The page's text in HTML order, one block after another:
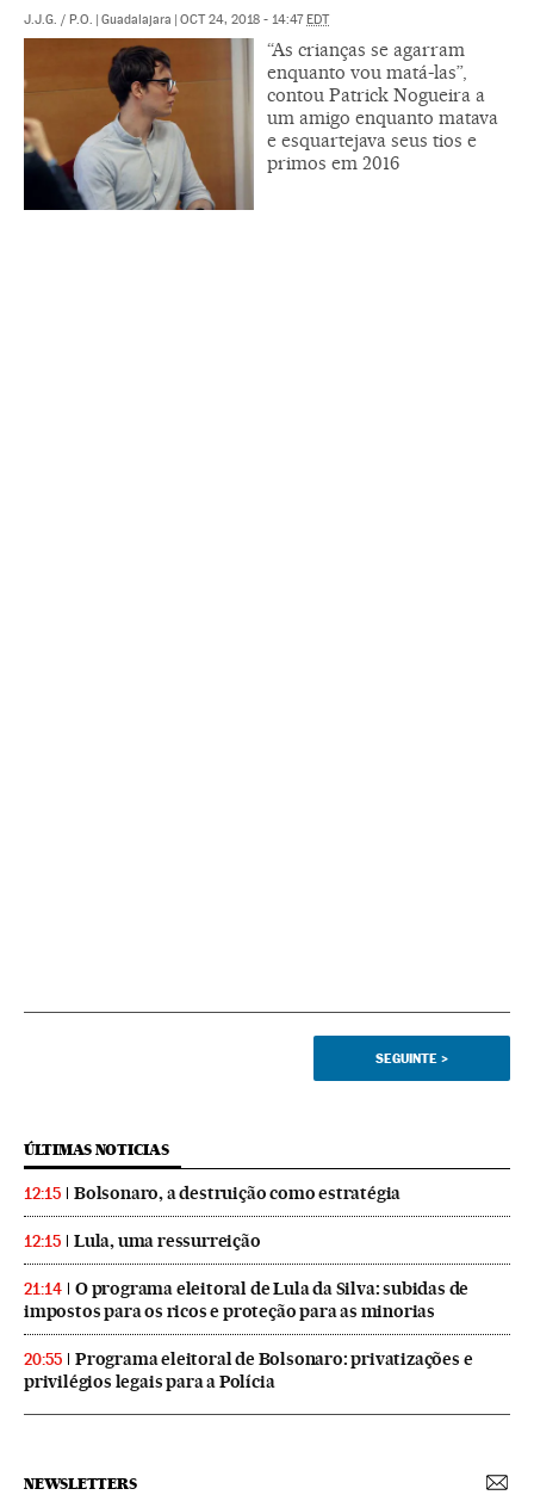
J.J.G. / P.O. | Guadalajara | OCT 24, 2018 - 14:47EDT
“As crianças se agarram
enquanto vou matá-las”,
contou Patrick Nogueira a
um amigo enquanto matava
e esquartejava seus tios e
primos em 2016
SEGUINTE >
ÚLTIMAS NOTICIAS
12:15 Bolsonaro, a destruição como estratégia
12:15 Lula, uma ressurreição
21:14
O programa eleitoral de Lula da Silva: subidas de
impostos para os ricos e proteção para as minorias
20:55
Programa eleitoral de Bolsonaro: privatizações e
privilégios legais para a Polícia
NEWSLETTERS